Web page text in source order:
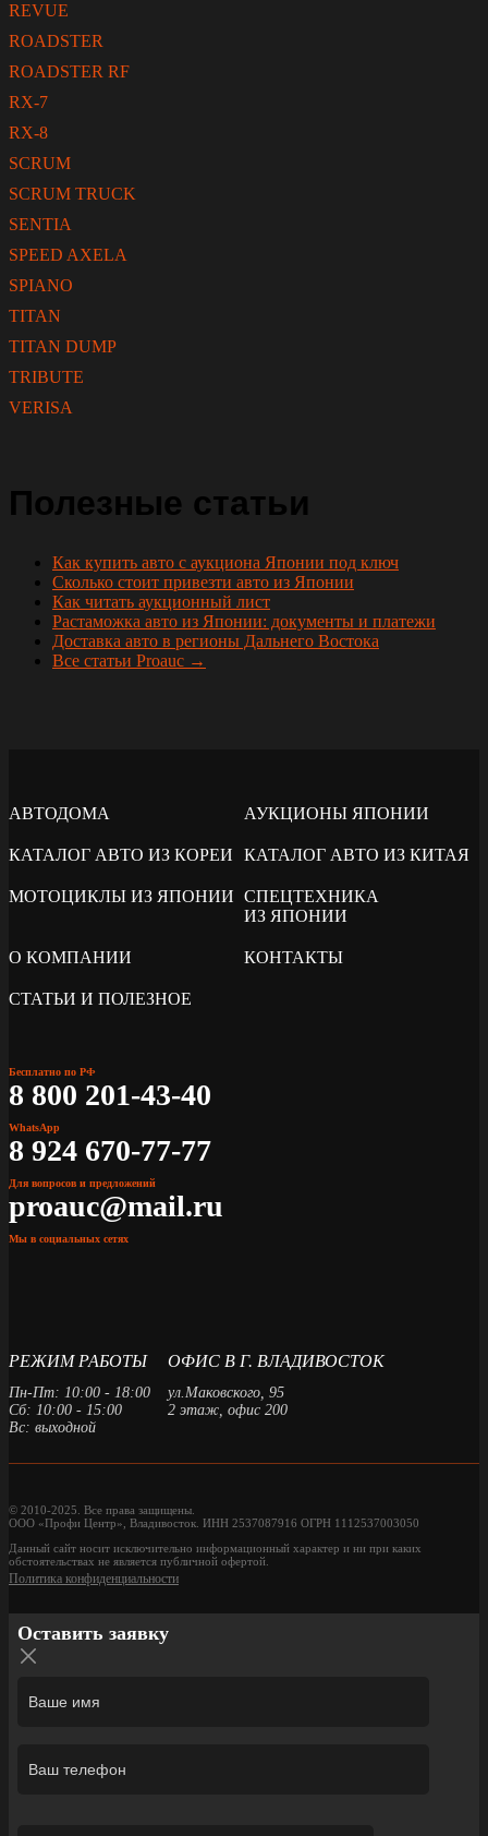
REVUE
ROADSTER
ROADSTER RF
RX-7
RX-8
SCRUM
SCRUM TRUCK
SENTIA
SPEED AXELA
SPIANO
TITAN
TITAN DUMP
TRIBUTE
VERISA
Полезные статьи
Как купить авто с аукциона Японии под ключ
Сколько стоит привезти авто из Японии
Как читать аукционный лист
Растаможка авто из Японии: документы и платежи
Доставка авто в регионы Дальнего Востока
Все статьи Proauc →
АВТОДОМА АУКЦИОНЫ ЯПОНИИ
КАТАЛОГ АВТО ИЗ КОРЕИ КАТАЛОГ АВТО ИЗ КИТАЯ
МОТОЦИКЛЫ ИЗ ЯПОНИИ СПЕЦТЕХНИКА
ИЗ ЯПОНИИ
О КОМПАНИИ КОНТАКТЫ
СТАТЬИ И ПОЛЕЗНОЕ
Бесплатно по РФ
8 800 201-43-40
WhatsApp
8 924 670-77-77
Для вопросов и предложений
proauc@mail.ru
Мы в социальных сетях
РЕЖИМ РАБОТЫ
Пн-Пт: 10:00 - 18:00
Сб: 10:00 - 15:00
Вс: выходной
ОФИС В Г. ВЛАДИВОСТОК
ул.Маковского, 95
2 этаж, офис 200
© 2010-2025. Все права защищены.
ООО «Профи Центр», Владивосток. ИНН 2537087916 ОГРН 1112537003050
Данный сайт носит исключительно информационный характер и ни при каких
обстоятельствах не является публичной офертой.
Политика конфиденциальности
Оставить заявку